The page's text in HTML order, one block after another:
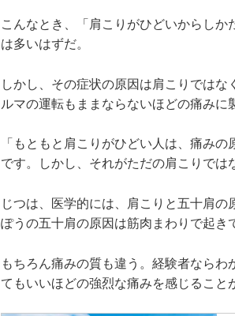
こんなとき、「肩こりがひどいからし
は多いはずだ。
しかし、その症状の原因は肩こりでは
ルマの運転もままならないほどの痛み
「もともと肩こりがひどい人は、痛み
です。しかし、それがただの肩こりで
じつは、医学的には、肩こりと五十肩
ぽうの五十肩の原因は筋肉まわりで起き
もちろん痛みの質も違う。経験者なら
てもいいほどの強烈な痛みを感じること